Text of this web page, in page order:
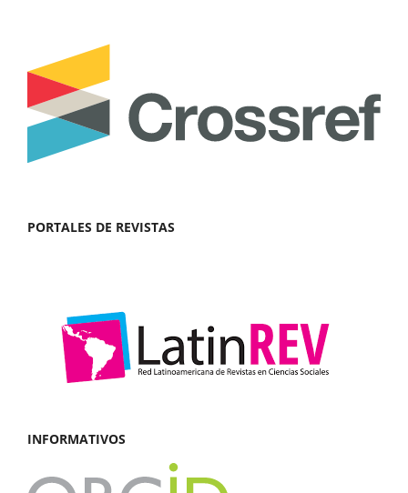
PORTALES DE REVISTAS
INFORMATIVOS